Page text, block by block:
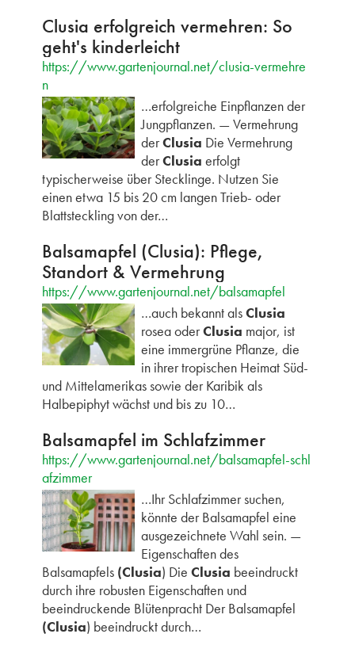
Clusia erfolgreich vermehren: So
geht's kinderleicht
https://www.gartenjournal.net/clusia-vermehre
n
…erfolgreiche Einpflanzen der
Jungpflanzen. — Vermehrung
derClusia Die Vermehrung
derClusia erfolgt
typischerweise über Stecklinge. Nutzen Sie
einen etwa 15 bis 20 cm langen Trieb- oder
Blattsteckling von der…
Balsamapfel (Clusia): Pflege,
Standort & Vermehrung
https://www.gartenjournal.net/balsamapfel
…auch bekannt alsClusia
rosea oderClusia major, ist
eine immergrüne Pflanze, die
in ihrer tropischen Heimat Süd-
und Mittelamerikas sowie der Karibik als
Halbepiphyt wächst und bis zu 10…
Balsamapfel im Schlafzimmer
https://www.gartenjournal.net/balsamapfel-schl
afzimmer
…Ihr Schlafzimmer suchen,
könnte der Balsamapfel eine
ausgezeichnete Wahl sein. —
Eigenschaften des
Balsamapfels (Clusia) Die Clusia beeindruckt
durch ihre robusten Eigenschaften und
beeindruckende Blütenpracht Der Balsamapfel
(Clusia) beeindruckt durch…